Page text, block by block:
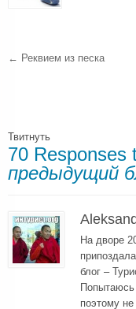
← Реквием из песка
Твитнуть
70 Responses
предыдущий
На дворе
блог –
поэтому